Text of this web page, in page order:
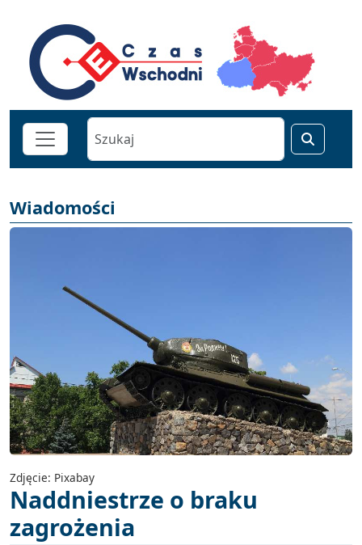
Wiadomości
Zdjęcie: Pixabay
Naddniestrze o braku
zagrożenia